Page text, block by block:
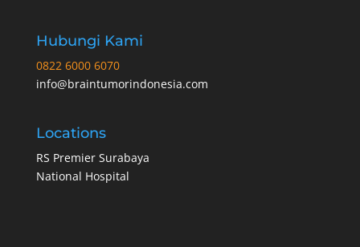
Hubungi Kami
0822 6000 6070
info@braintumorindonesia.com
Locations
RS Premier Surabaya
National Hospital